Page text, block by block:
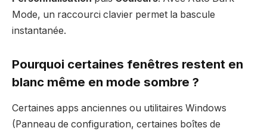
Mode, un raccourci clavier permet la bascule
instantanée.
Pourquoi certaines fenêtres restent en
blanc même en mode sombre ?
Certaines apps anciennes ou utilitaires Windows
(Panneau de configuration, certaines boîtes de